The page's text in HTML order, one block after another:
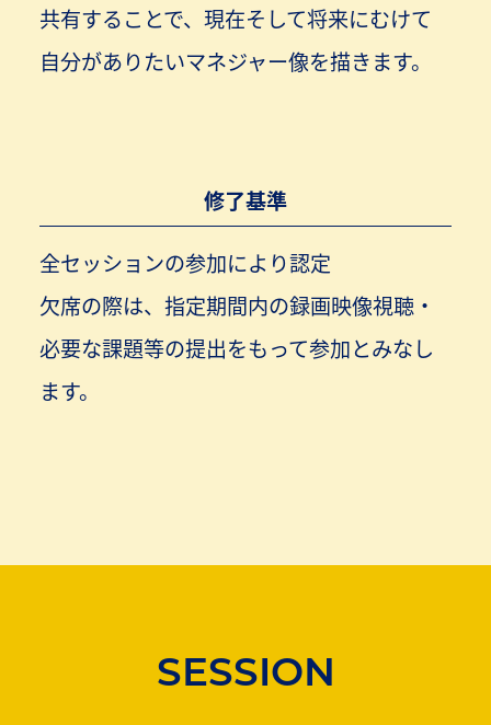
共有することで、現在そして将来にむけて
自分がありたいマネジャー像を描きます。
修了基準
全セッションの参加により認定
欠席の際は、指定期間内の録画映像視聴・
必要な課題等の提出をもって参加とみなし
ます。
SESSION